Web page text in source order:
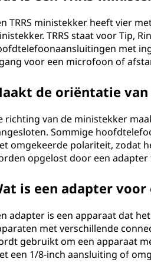
TRRS ministekker heeft vier
TRRS staat voor Tip,
met
voor een microfoon of
de oriëntatie
richting van de ministekker
Sommige
omgekeerde polariteit, zodat
opgelost door een
is een adapter
adapter is een apparaat dat
met verschillende
gebruikt om een apparaat
een 1/8-inch aansluiting of